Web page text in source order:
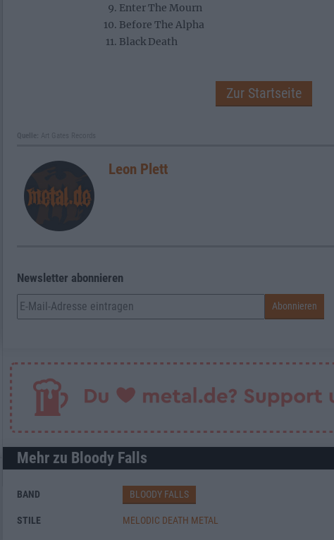
Enter The Mourn
Before The Alpha
Black Death
Zur Startseite
Leon Plett
Newsletter abonnieren
Mehr zu Bloody Falls
BAND BLOODY FALLS
STILE MELODIC DEATH METAL